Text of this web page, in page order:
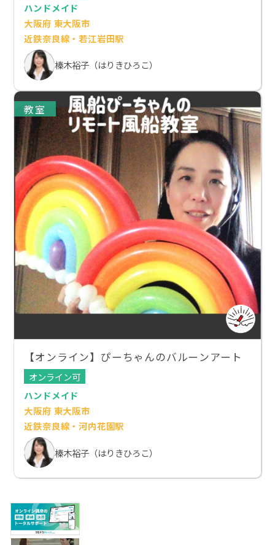
ハンドメイド
大阪府 東大阪市
近鉄奈良線・若江岩田駅
榛木裕子（はりきひろこ）
教室
【オンライン】ぴーちゃんのバルーンアート
オンライン可
ハンドメイド
大阪府 東大阪市
近鉄奈良線・河内花園駅
榛木裕子（はりきひろこ）